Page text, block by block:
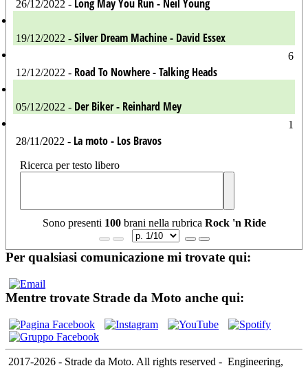
26/12/2022 - Long May You Run - Neil Young
19/12/2022 - Silver Dream Machine - David Essex
6
12/12/2022 - Road To Nowhere - Talking Heads
05/12/2022 - Der Biker - Reinhard Mey
1
28/11/2022 - La moto - Los Bravos
Ricerca per testo libero
Sono presenti 100brani nella rubrica Rock 'n Ride
Per qualsiasi comunicazione mi trovate qui:
Mentre trovate Strade da Moto anche qui:
2017-2026 - Strade da Moto. All rights reserved - Engineering,